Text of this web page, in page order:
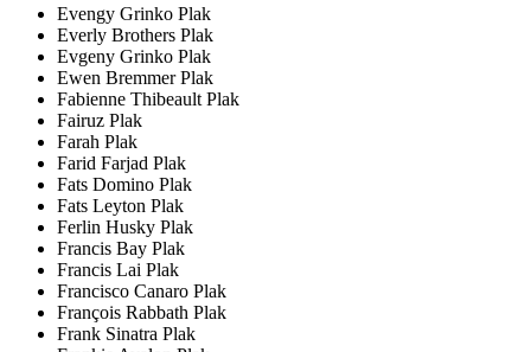
Evengy Grinko Plak
Everly Brothers Plak
Evgeny Grinko Plak
Ewen Bremmer Plak
Fabienne Thibeault Plak
Fairuz Plak
Farah Plak
Farid Farjad Plak
Fats Domino Plak
Fats Leyton Plak
Ferlin Husky Plak
Francis Bay Plak
Francis Lai Plak
Francisco Canaro Plak
François Rabbath Plak
Frank Sinatra Plak